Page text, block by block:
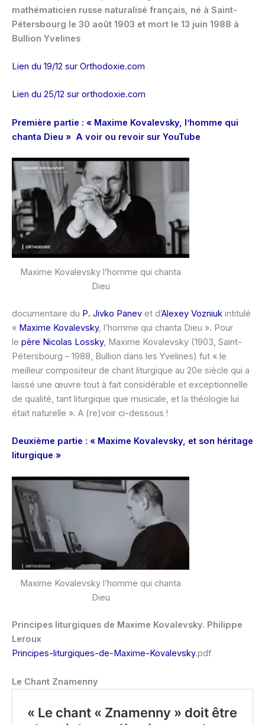
mathématicien russe naturalisé français, né à Saint-
Pétersbourg le 30 août 1903 et mort le 13 juin 1988 à
Bullion Yvelines
Lien du 19/12 sur Orthodoxie.com
Lien du 25/12 sur orthodoxie.com
Première partie : « Maxime Kovalevsky, l’homme qui
chanta Dieu » A voir ou revoir sur YouTube
Maxime Kovalevsky l’homme qui chanta
Dieu
documentaire du P. Jivko Panev et d’Alexey Vozniuk intitulé
« Maxime Kovalevsky, l’homme qui chanta Dieu ». Pour
le père Nicolas Lossky, Maxime Kovalevsky (1903, Saint-
Pétersbourg – 1988, Bullion dans les Yvelines) fut « le
meilleur compositeur de chant liturgique au 20e siècle qui a
laissé une œuvre tout à fait considérable et exceptionnelle
de qualité, tant liturgique que musicale, et la théologie lui
était naturelle ». A (re)voir ci-dessous !
Deuxième partie : « Maxime Kovalevsky, et son héritage
liturgique »
Maxime Kovalevsky l’homme qui chanta
Dieu
Principes liturgiques de Maxime Kovalevsky. Philippe
Leroux
Principes-liturgiques-de-Maxime-Kovalevsky.pdf
Le Chant Znamenny